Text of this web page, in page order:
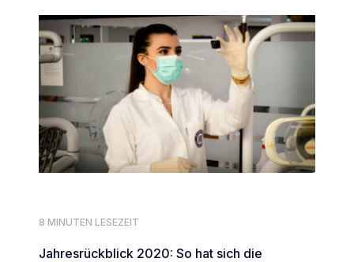
8 MINUTEN LESEZEIT
Jahresrückblick 2020: So hat sich die